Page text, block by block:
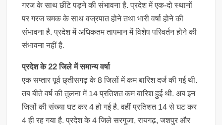
गरज के साथ छींटे पड़ने की संभावना है. प्रदेश में एक-दो स्थानों
पर गरज चमक के साथ वज्रपात होने तथा भारी वर्षा होने की
संभावना है. प्रदेश में अधिकतम तापमान में विशेष परिवर्तन होने की
संभावना नहीं है.
प्रदेश के 22 जिले में समान्य वर्षा
एक सप्तार पूर्व छ्तीसगढ़ के 8 जिलों में कम बारिश दर्ज की गई थी.
तब बीते वर्ष की तुलना में 14 प्रतिशत कम बारिश हुई थी. अब इन
जिलों की संख्या घट कर 4 हो गई है. वहीं प्रतिशत 14 से घट कर
4 ही रह गया है. प्रदेश के 4 जिले सरगुजा, रायगढ़, जशपुर और